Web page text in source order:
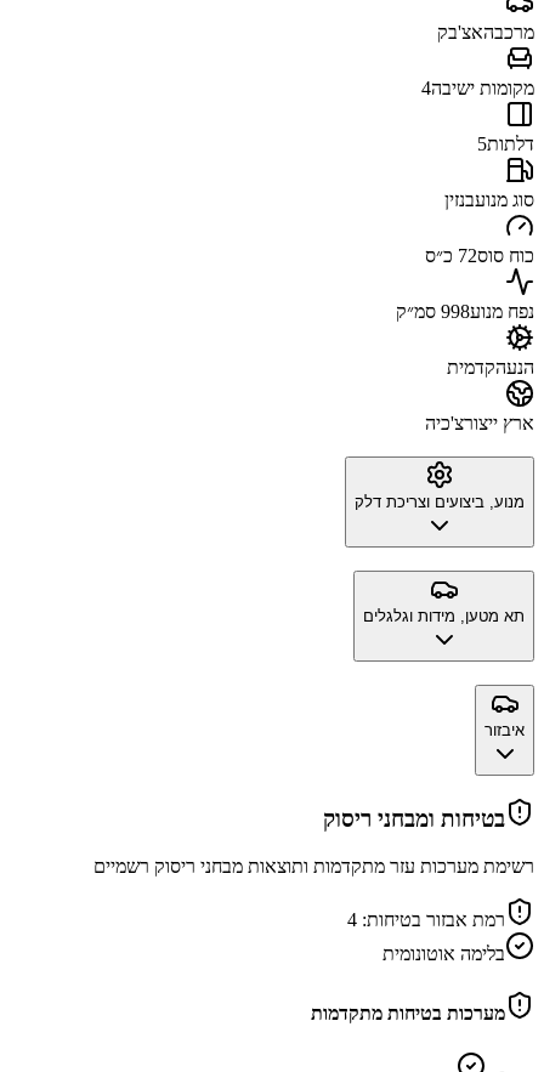
מרכבהאצ'בק
מקומות ישיבה4
דלתות5
סוג מנועבנזין
כוח סוס72 כ״ס
נפח מנוע998 סמ״ק
הנעהקדמית
ארץ ייצורצ'כיה
מנוע, ביצועים וצריכת דלק
תא מטען, מידות וגלגלים
איבזור
בטיחות ומבחני ריסוק
רשימת מערכות עזר מתקדמות ותוצאות מבחני ריסוק רשמיים
רמת אבזור בטיחות: 4
בלימה אוטונומית
מערכות בטיחות מתקדמות